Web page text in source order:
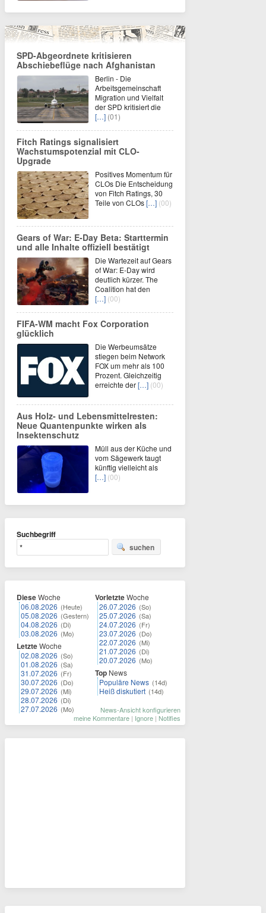
SPD-Abgeordnete kritisieren
Abschiebeflüge nach Afghanistan
Berlin - Die
Arbeitsgemeinschaft
Migration und Vielfalt
der SPD kritisiert die
[…] (01)
Fitch Ratings signalisiert
Wachstumspotenzial mit CLO-
Upgrade
Positives Momentum für
CLOs Die Entscheidung
von Fitch Ratings, 30
Teile von CLOs[…] (00)
Gears of War: E-Day Beta: Starttermin
und alle Inhalte offiziell bestätigt
Die Wartezeit auf Gears
of War: E-Day wird
deutlich kürzer. The
Coalition hat den
[…] (00)
FIFA-WM macht Fox Corporation
glücklich
Die Werbeumsätze
stiegen beim Network
FOX um mehr als 100
Prozent. Gleichzeitig
erreichte der[…] (00)
Aus Holz- und Lebensmittelresten:
Neue Quantenpunkte wirken als
Insektenschutz
Müll aus der Küche und
vom Sägewerk taugt
künftig vielleicht als
[…] (00)
Suchbegriff
suchen
DieseWoche
06.08.2026 (Heute)
05.08.2026 (Gestern)
04.08.2026 (Di)
03.08.2026 (Mo)
LetzteWoche
02.08.2026 (So)
01.08.2026 (Sa)
31.07.2026 (Fr)
30.07.2026 (Do)
29.07.2026 (Mi)
28.07.2026 (Di)
27.07.2026 (Mo)
VorletzteWoche
26.07.2026 (So)
25.07.2026 (Sa)
24.07.2026 (Fr)
23.07.2026 (Do)
22.07.2026 (Mi)
21.07.2026 (Di)
20.07.2026 (Mo)
Top News
Populäre News (14d)
Heiß diskutiert (14d)
News-Ansicht konfigurieren
meine Kommentare | Ignore | Notifies